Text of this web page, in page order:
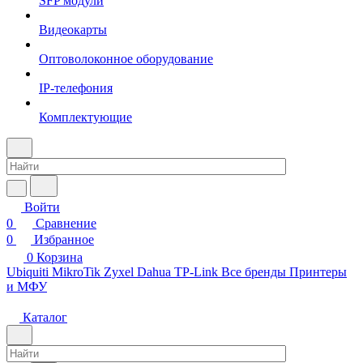
Видеокарты
Оптоволоконное оборудование
IP-телефония
Комплектующие
Войти
0
Сравнение
0
Избранное
0 Корзина
Ubiquiti MikroTik Zyxel Dahua TP-Link Все бренды Принтеры
и МФУ
Каталог